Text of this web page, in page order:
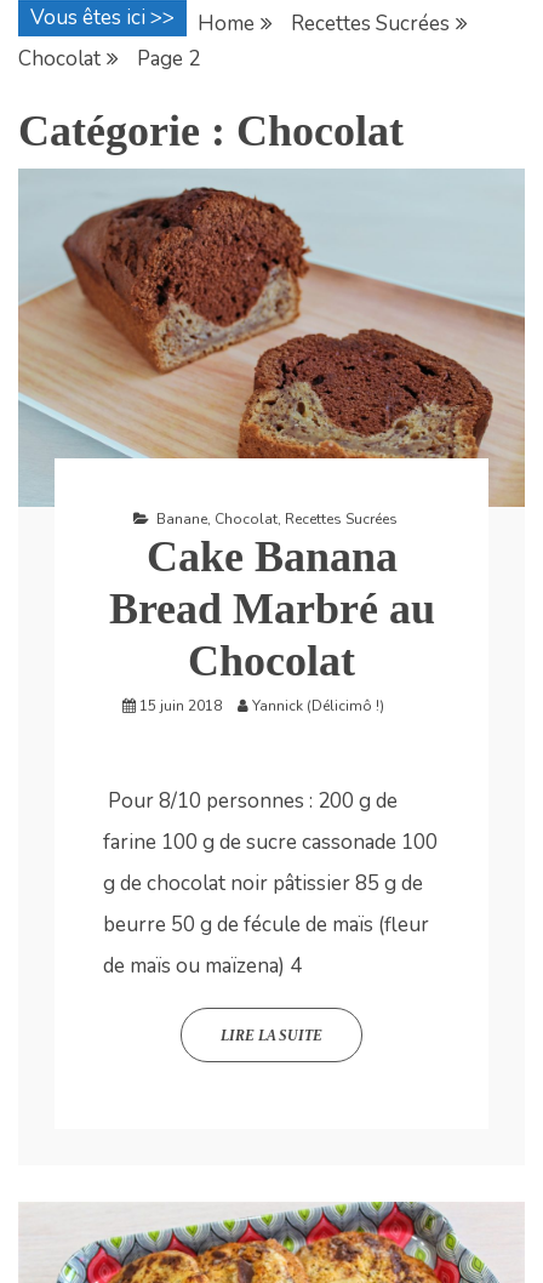
Vous êtes ici >> Home
Recettes Sucrées
Chocolat
Page 2
Catégorie : Chocolat
Banane, Chocolat, Recettes Sucrées
Cake Banana
Bread Marbré au
Chocolat
15 juin 2018 Yannick (Délicimô !)
Pour 8/10 personnes : 200 g de
farine 100 g de sucre cassonade 100
g de chocolat noir pâtissier 85 g de
beurre 50 g de fécule de maïs (fleur
de maïs ou maïzena) 4
LIRE LA SUITE